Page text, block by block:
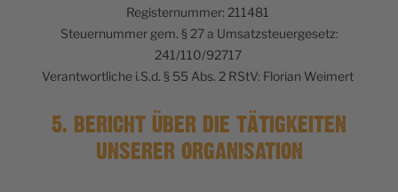
Registernummer: 211481
Steuernummer gem. § 27 a Umsatzsteuergesetz:
241/110/92717
Verantwortliche i.S.d. § 55 Abs. 2 RStV: Florian Weimert
5. BERICHT ÜBER DIE TÄTIGKEITEN
UNSERER ORGANISATION